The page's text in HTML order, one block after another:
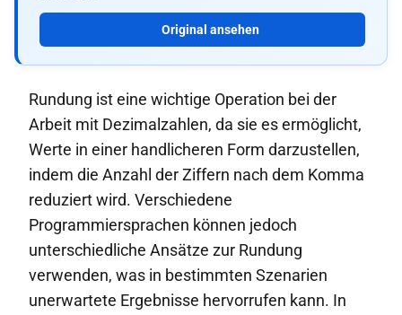
Original ansehen
Rundung ist eine wichtige Operation bei der
Arbeit mit Dezimalzahlen, da sie es ermöglicht,
Werte in einer handlicheren Form darzustellen,
indem die Anzahl der Ziffern nach dem Komma
reduziert wird. Verschiedene
Programmiersprachen können jedoch
unterschiedliche Ansätze zur Rundung
verwenden, was in bestimmten Szenarien
unerwartete Ergebnisse hervorrufen kann. In